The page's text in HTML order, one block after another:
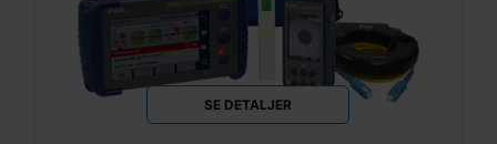
SE DETALJER